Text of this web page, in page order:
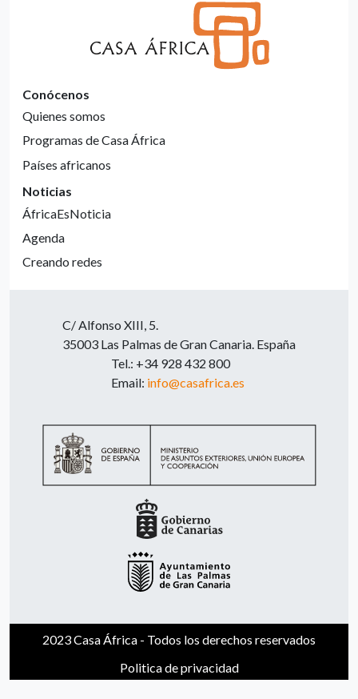
Conócenos
Quienes somos
Programas de Casa África
Países africanos
Noticias
ÁfricaEsNoticia
Agenda
Creando redes
C/ Alfonso XIII, 5.
35003 Las Palmas de Gran Canaria. España
Tel.: +34 928 432 800
Email: info@casafrica.es
2023 Casa África - Todos los derechos reservados
Politica de privacidad